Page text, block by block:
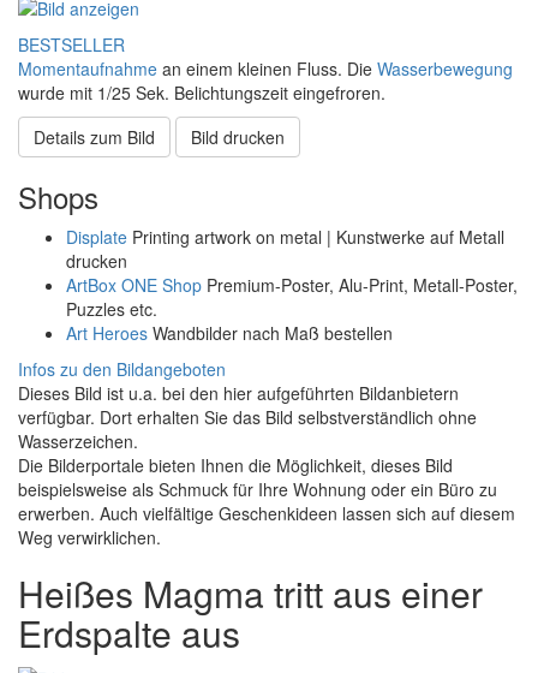
BESTSELLER
Momentaufnahme an einem kleinen Fluss. Die Wasserbewegung
wurde mit 1/25 Sek. Belichtungszeit eingefroren.
Details zum Bild
Bild drucken
Shops
Displate Printing artwork on metal | Kunstwerke auf Metall
drucken
ArtBox ONE Shop Premium-Poster, Alu-Print, Metall-Poster,
Puzzles etc.
Art Heroes Wandbilder nach Maß bestellen
Infos zu den Bildangeboten
Dieses Bild ist u.a. bei den hier aufgeführten Bildanbietern
verfügbar. Dort erhalten Sie das Bild selbstverständlich ohne
Wasserzeichen.
Die Bilderportale bieten Ihnen die Möglichkeit, dieses Bild
beispielsweise als Schmuck für Ihre Wohnung oder ein Büro zu
erwerben. Auch vielfältige Geschenkideen lassen sich auf diesem
Weg verwirklichen.
Heißes Magma tritt aus einer
Erdspalte aus